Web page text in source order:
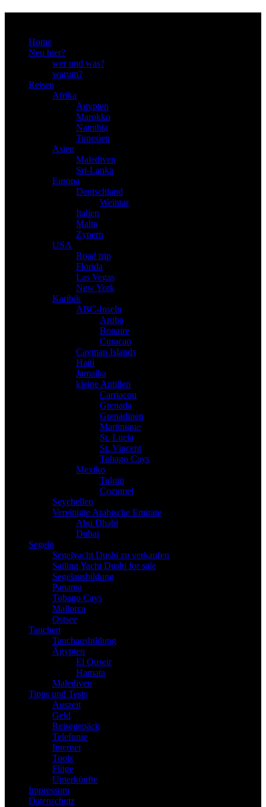
Home
Neu hier?
wer und was?
warum?
Reisen
Afrika
Ägypten
Marokko
Namibia
Tunesien
Asien
Malediven
Sri-Lanka
Europa
Deutschland
Weimar
Italien
Malta
Zypern
USA
Road trip
Florida
Las Vegas
New York
Karibik
ABC-Inseln
Aruba
Bonaire
Curacao
Cayman Islands
Haiti
Jamaika
kleine Antillen
Carriacou
Grenada
Grenadinen
Martinique
St. Lucia
St. Vincent
Tobago Cays
Mexiko
Tulum
Cozumel
Seychellen
Vereinigte Arabische Emirate
Abu Dhabi
Dubai
Segeln
Segelyacht Dushi zu verkaufen
Sailing Yacht Dushi for sale
Segelausbildung
Panama
Tobago Cays
Mallorca
Ostsee
Tauchen
Tauchausbildung
Ägypten
El Quseir
Hamata
Malediven
Tipps und Tests
Auszeit
Geld
Reisegepäck
Telefonie
Internet
Tools
Flüge
Unterkünfte
Impressum
Datenschutz